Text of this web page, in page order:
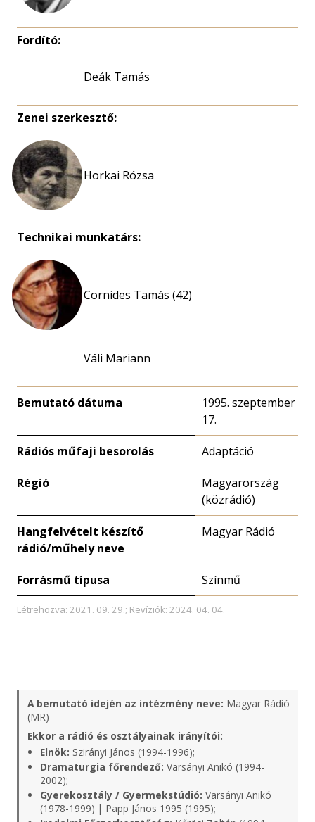
Fordító:
Deák Tamás
Zenei szerkesztő:
Horkai Rózsa
Technikai munkatárs:
Cornides Tamás (42)
Váli Mariann
Bemutató dátuma
1995. szeptember
17.
Rádiós műfaji besorolás Adaptáció
Régió
Magyarország
(közrádió)
Hangfelvételt készítő
rádió/műhely neve
Magyar Rádió
Forrásmű típusa Színmű
Létrehozva: 2021. 09. 29.; Revíziók: 2024. 04. 04.
A bemutató idején az intézmény neve: Magyar Rádió
(MR)
Ekkor a rádió és osztályainak irányítói:
Elnök: Szirányi János (1994-1996);
Dramaturgia főrendező: Varsányi Anikó (1994-
2002);
Gyerekosztály / Gyermekstúdió: Varsányi Anikó
(1978-1999) | Papp János 1995 (1995);